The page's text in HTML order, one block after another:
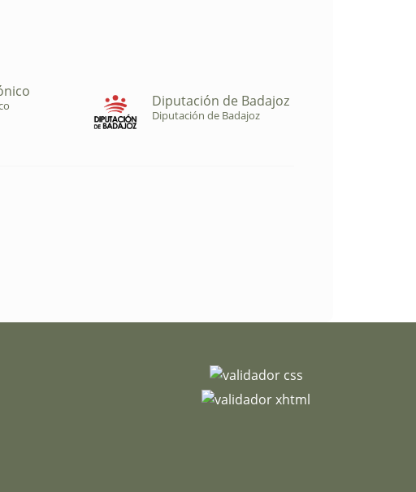
Diputación de Badajoz
Diputación de Badajoz